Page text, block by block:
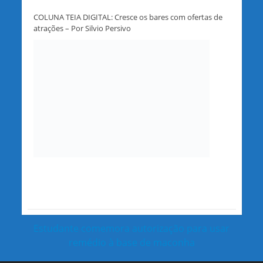
COLUNA TEIA DIGITAL: Cresce os bares com ofertas de
atrações – Por Silvio Persivo
Estudante comemora autorização para usar
remédio à base de maconha